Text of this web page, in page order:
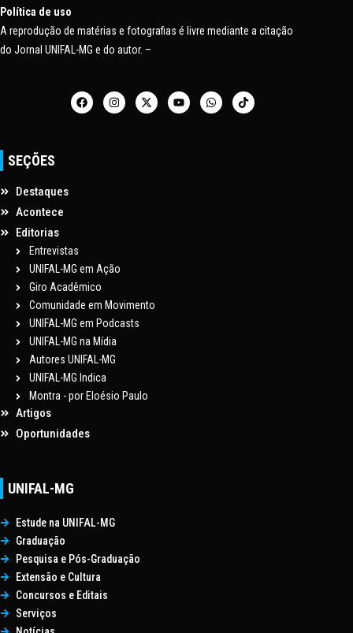
Política de uso
A reprodução de matérias e fotografias é livre mediante a citação
do Jornal UNIFAL-MG e do autor. –
SEÇÕES
Destaques
Acontece
Editorias
Entrevistas
UNIFAL-MG em Ação
Giro Acadêmico
Comunidade em Movimento
UNIFAL-MG em Podcasts
UNIFAL-MG na Mídia
Autores UNIFAL-MG
UNIFAL-MG Indica
Montra - por Eloésio Paulo
Artigos
Oportunidades
UNIFAL-MG
Estude na UNIFAL-MG
Graduação
Pesquisa e Pós-Graduação
Extensão e Cultura
Concursos e Editais
Serviços